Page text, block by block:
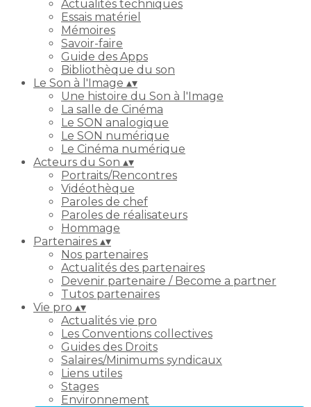
Actualités techniques
Essais matériel
Mémoires
Savoir-faire
Guide des Apps
Bibliothèque du son
Le Son à l'Image ▴▾
Une histoire du Son à l'Image
La salle de Cinéma
Le SON analogique
Le SON numérique
Le Cinéma numérique
Acteurs du Son ▴▾
Portraits/Rencontres
Vidéothèque
Paroles de chef
Paroles de réalisateurs
Hommage
Partenaires ▴▾
Nos partenaires
Actualités des partenaires
Devenir partenaire / Become a partner
Tutos partenaires
Vie pro ▴▾
Actualités vie pro
Les Conventions collectives
Guides des Droits
Salaires/Minimums syndicaux
Liens utiles
Stages
Environnement